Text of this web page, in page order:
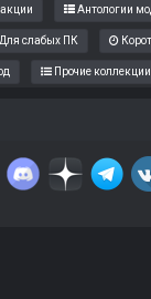
Антологии
Для слабых ПК
Прочие коллекции